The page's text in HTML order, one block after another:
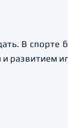
В
развитием